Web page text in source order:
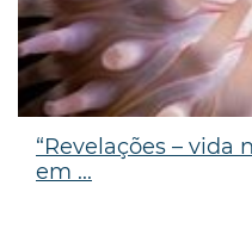
“Revelações – vida
em ...